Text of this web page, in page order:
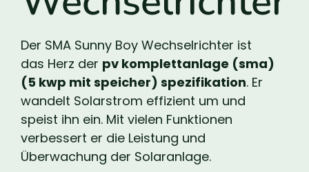
Der SMA Sunny Boy Wechselrichter ist
das Herz der pv komplettanlage (sma)
(5 kwp mit speicher) spezifikation. Er
wandelt Solarstrom effizient um und
speist ihn ein. Mit vielen Funktionen
verbessert er die Leistung und
Überwachung der Solaranlage.